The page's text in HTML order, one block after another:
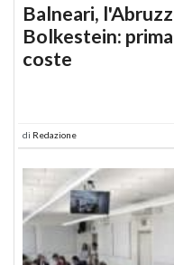
Balneari,
Bolkestein:
coste
di Redazione